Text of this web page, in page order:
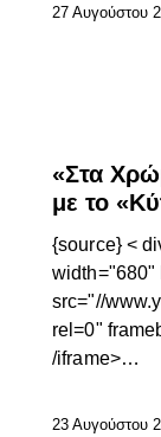
27 Αυγούστου
«Στα
με το
{source} <
width="680"
src="//
rel=0"
/iframe>…
23 Αυγούστου